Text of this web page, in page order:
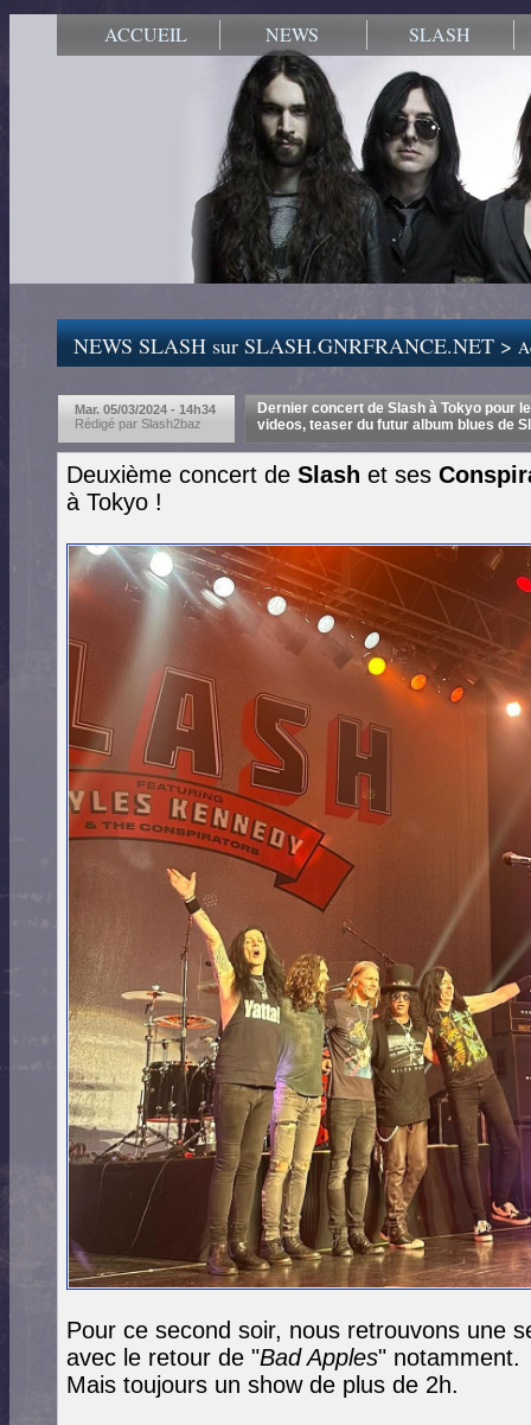
ACCUEIL NEWS SLASH
NEWS SLASH sur SLASH.GNRFRANCE.NET >
Mar. 05/03/2024 - 14h34
Rédigé par Slash2baz
Dernier concert de Slash à Tokyo pour
videos, teaser du futur album blues de
Deuxième concert de Slash et ses
à Tokyo !
Pour ce second soir, nous retrouvons une
avec le retour de "Bad Apples" notamment.
Mais toujours un show de plus de 2h.